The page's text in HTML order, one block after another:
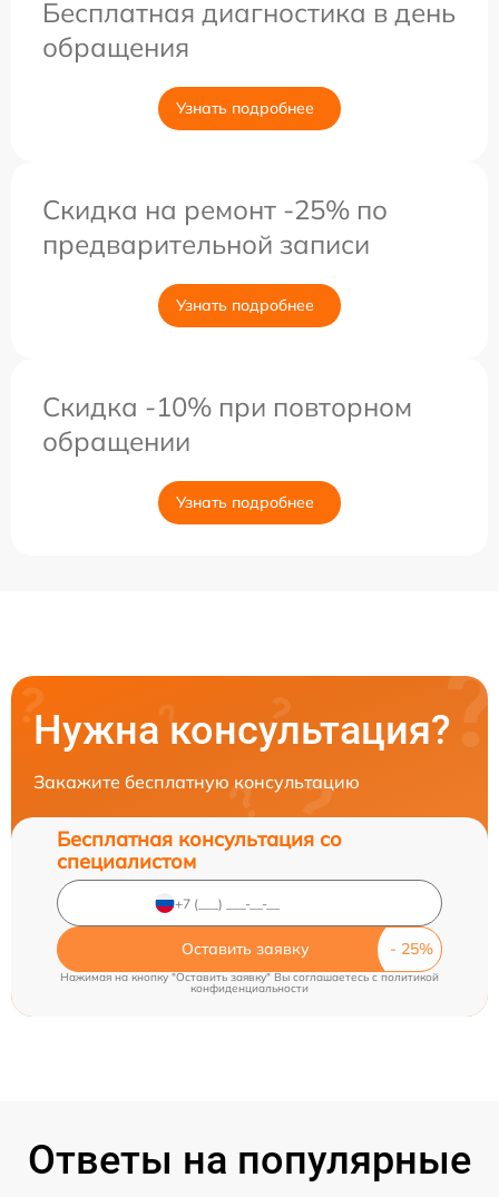
Бесплатная диагностика в день
обращения
Узнать подробнее
Скидка на ремонт -25% по
предварительной записи
Узнать подробнее
Скидка -10% при повторном
обращении
Узнать подробнее
Нужна консультация?
Закажите бесплатную консультацию
Бесплатная консультация со
специалистом
Оставить заявку
Нажимая на кнопку "Оставить заявку" Вы соглашаетесь cполитикой
конфиденциальности
Ответы на популярные